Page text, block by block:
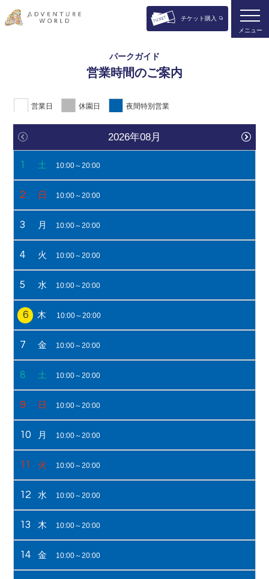
チケット購入
メニュー
パークガイド
営業時間のご案内
営業日 休園日 夜間特別営業
2026年08月
1 土 10:00～20:00
2 日 10:00～20:00
3 月 10:00～20:00
4 火 10:00～20:00
5 水 10:00～20:00
6 木 10:00～20:00
7 金 10:00～20:00
8 土 10:00～20:00
9 日 10:00～20:00
10 月 10:00～20:00
11 火 10:00～20:00
12 水 10:00～20:00
13 木 10:00～20:00
14 金 10:00～20:00